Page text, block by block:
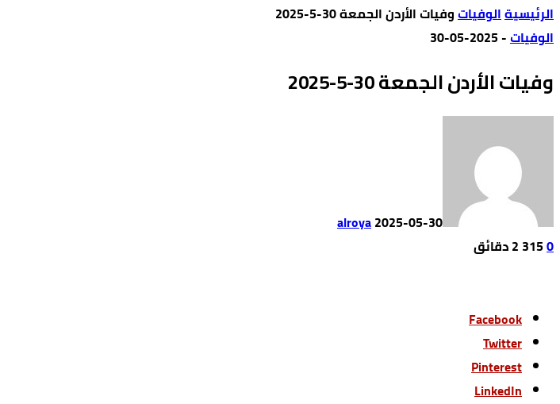
‫الرئيسية‬الوفياتوفيات الأردن الجمعة 30-5-2025
الوفيات-
2025-05-30
وفيات الأردن الجمعة 30-5-2025
alroya2025-05-30
0
315 2 ‫دقائق‬
Facebook
Twitter
Pinterest
LinkedIn